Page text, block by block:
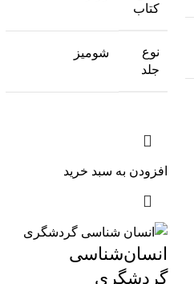
کتاب
نوع
جلد
شومیز
افزودن به سبد خرید
انسان‌شناسی
گردشگری